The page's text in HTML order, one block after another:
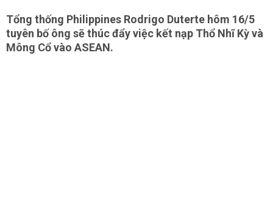
Tổng thống Philippines Rodrigo Duterte hôm 16/5
tuyên bố ông sẽ thúc đẩy việc kết nạp Thổ Nhĩ Kỳ và
Mông Cổ vào ASEAN.